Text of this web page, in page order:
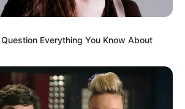
Salshabilla Adriani
Everything You Know About